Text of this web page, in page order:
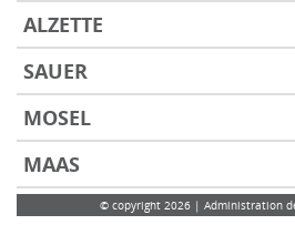
ALZETTE
SAUER
MOSEL
MAAS
© copyright 2026 | Administration